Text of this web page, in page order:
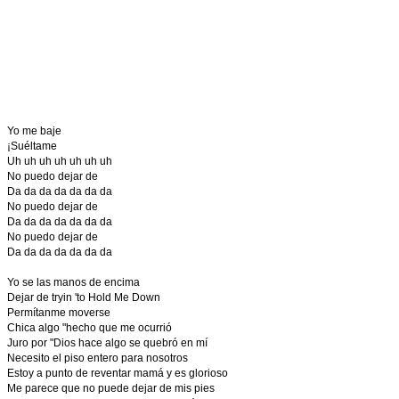
Yo me baje
¡Suéltame
Uh uh uh uh uh uh uh
No puedo dejar de
Da da da da da da da
No puedo dejar de
Da da da da da da da
No puedo dejar de
Da da da da da da da
Yo se las manos de encima
Dejar de tryin 'to Hold Me Down
Permítanme moverse
Chica algo "hecho que me ocurrió
Juro por "Dios hace algo se quebró en mí
Necesito el piso entero para nosotros
Estoy a punto de reventar mamá y es glorioso
Me parece que no puede dejar de mis pies